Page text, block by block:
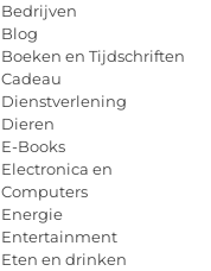
Bedrijven
Blog
Boeken en Tijdschriften
Cadeau
Dienstverlening
Dieren
E-Books
Electronica en
Computers
Energie
Entertainment
Eten en drinken